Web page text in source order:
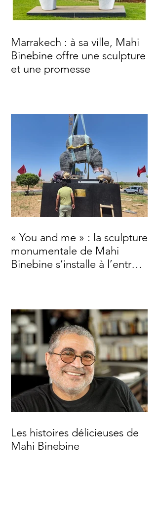
Marrakech : à sa ville, Mahi
Binebine offre une sculpture
et une promesse
« You and me » : la sculpture
monumentale de Mahi
Binebine s’installe à l’entrée
Les histoires délicieuses de
Mahi Binebine